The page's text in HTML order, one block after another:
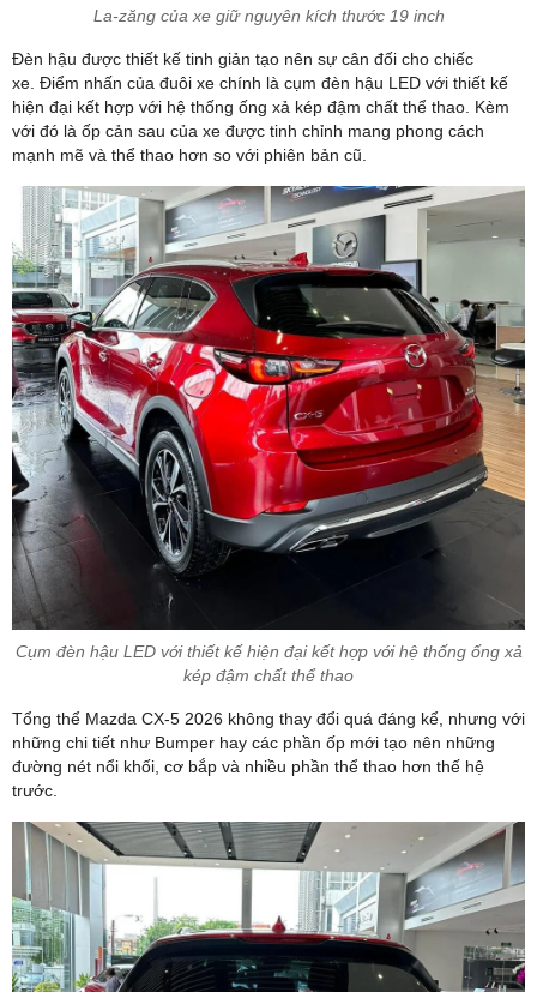
La-zăng của xe giữ nguyên kích thước 19 inch
Đèn hậu được thiết kế tinh giản tạo nên sự cân đối cho chiếc
xe. Điểm nhấn của đuôi xe chính là cụm đèn hậu LED với thiết kế
hiện đại kết hợp với hệ thống ống xả kép đậm chất thể thao. Kèm
với đó là ốp cản sau của xe được tinh chỉnh mang phong cách
mạnh mẽ và thể thao hơn so với phiên bản cũ.
Cụm đèn hậu LED với thiết kế hiện đại kết hợp với hệ thống ống xả
kép đậm chất thể thao
Tổng thể Mazda CX-5 2026 không thay đổi quá đáng kể, nhưng với
những chi tiết như Bumper hay các phần ốp mới tạo nên những
đường nét nổi khối, cơ bắp và nhiều phần thể thao hơn thế hệ
trước.